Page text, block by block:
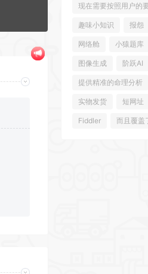
现在需要按照用户的
趣味小知识 报怨
网络舱 小猿题库
图像生成 阶跃AI
提供精准的命理分析
实物发货 短网址
Fiddler 而且覆盖